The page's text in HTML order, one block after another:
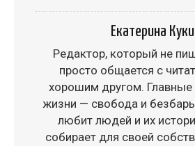
Екатерина
Редактор, который не
просто общается с
хорошим другом. Главные
жизни — свобода и
любит людей и их
собирает для своей